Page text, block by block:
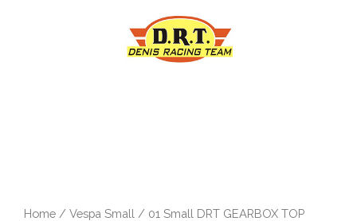
Home / Vespa Small / 01 Small DRT GEARBOX TOP